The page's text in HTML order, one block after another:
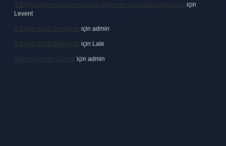
3 Bilgiyi Işleme Kuramına Göre Öğrenme Nasıl Olur Açıklayınız için
Levent
2 Belge Nasıl Birleştirilir için admin
2 Belge Nasıl Birleştirilir için Lale
Baskın Alel Ne Demek için admin